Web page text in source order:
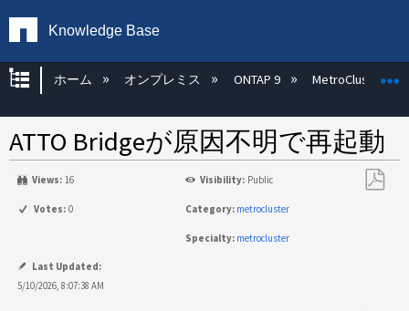
Knowledge Base
グローバル階層を展開/折りたたむ
ホーム オンプレミス ONTAP 9 MetroCluster
ATTO Bridgeが原因不明で再起動
Views: 16 Visibility: Public
Votes: 0 Category: metrocluster
Specialty: metrocluster
Last Updated:
5/10/2026, 8:07:38 AM